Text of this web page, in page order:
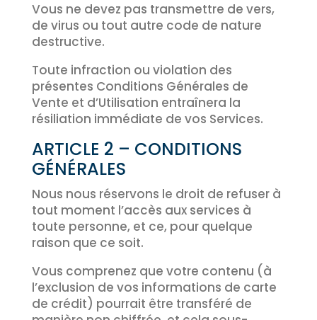
Vous ne devez pas transmettre de vers,
de virus ou tout autre code de nature
destructive.
Toute infraction ou violation des
présentes Conditions Générales de
Vente et d’Utilisation entraînera la
résiliation immédiate de vos Services.
ARTICLE 2 – CONDITIONS
GÉNÉRALES
Nous nous réservons le droit de refuser à
tout moment l’accès aux services à
toute personne, et ce, pour quelque
raison que ce soit.
Vous comprenez que votre contenu (à
l’exclusion de vos informations de carte
de crédit) pourrait être transféré de